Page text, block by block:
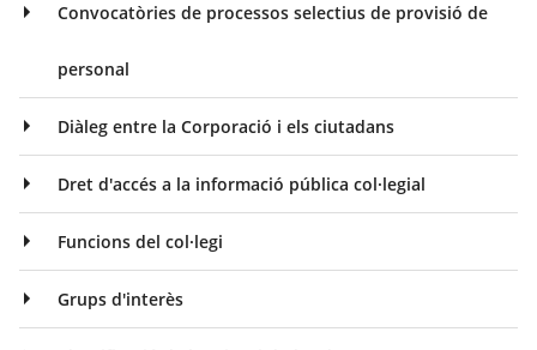
Convocatòries de processos selectius de provisió de
personal
Diàleg entre la Corporació i els ciutadans
Dret d'accés a la informació pública col·legial
Funcions del col·legi
Grups d'interès